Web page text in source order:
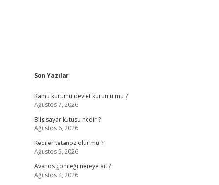
Sidebar
Son Yazılar
Kamu kurumu devlet kurumu mu ?
Ağustos 7, 2026
Bilgisayar kutusu nedir ?
Ağustos 6, 2026
Kediler tetanoz olur mu ?
Ağustos 5, 2026
Avanos çömleği nereye ait ?
Ağustos 4, 2026